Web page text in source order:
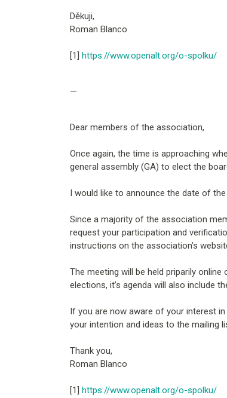
Děkuji,
Roman Blanco
[1] https://www.openalt.org/o-spolku/
—
Dear members of the association,
Once again, the time is approaching
general assembly (GA) to elect the
I would like to announce the date of
Since a majority of the association
request your participation and
instructions on the association’s
The meeting will be held priparily online
elections, it’s agenda will also include
If you are now aware of your interest
your intention and ideas to the mailing
Thank you,
Roman Blanco
[1] https://www.openalt.org/o-spolku/